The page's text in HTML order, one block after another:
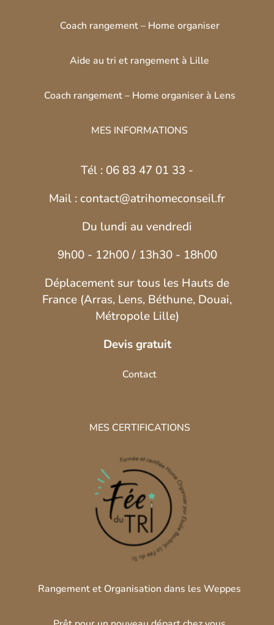
Coach rangement – Home organiser
Aide au tri et rangement à Lille
Coach rangement – Home organiser à Lens
MES INFORMATIONS
Tél : 06 83 47 01 33 -
Mail : contact@atrihomeconseil.fr
Du lundi au vendredi
9h00 - 12h00 / 13h30 - 18h00
Déplacement sur tous les Hauts de
France (Arras, Lens, Béthune, Douai,
Métropole Lille)
Devis gratuit
Contact
MES CERTIFICATIONS
Rangement et Organisation dans les Weppes